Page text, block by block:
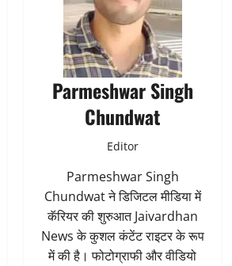
Parmeshwar Singh
Chundwat
Editor
Parmeshwar Singh
Chundwat ने डिजिटल मीडिया में
कॅरियर की शुरुआत Jaivardhan
News के कुशल कंटेंट राइटर के रूप
में की है। फोटोग्राफी और वीडियो